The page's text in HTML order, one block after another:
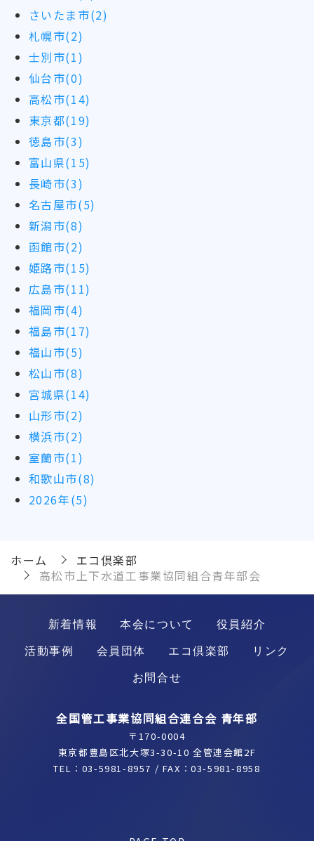
さいたま市(2)
札幌市(2)
士別市(1)
仙台市(0)
高松市(14)
東京都(19)
徳島市(3)
富山県(15)
長崎市(3)
名古屋市(5)
新潟市(8)
函館市(2)
姫路市(15)
広島市(11)
福岡市(4)
福島市(17)
福山市(5)
松山市(8)
宮城県(14)
山形市(2)
横浜市(2)
室蘭市(1)
和歌山市(8)
2026年(5)
ホーム
エコ倶楽部
高松市上下水道工事業協同組合青年部会
新着情報 本会について
役員紹介
活動事例
会員団体 エコ倶楽部
リンク
お問合せ
全国管工事業協同組合連合会 青年部
〒170-0004
東京都豊島区北大塚3-30-10 全管連会館2F
TEL： 03-5981-8957 / FAX：03-5981-8958